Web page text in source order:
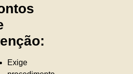
Exige